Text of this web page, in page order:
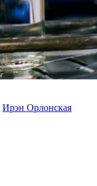
Ирэн Орлонская